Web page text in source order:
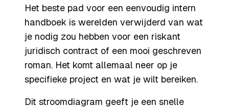
Het beste pad voor een eenvoudig intern
handboek is werelden verwijderd van wat
je nodig zou hebben voor een riskant
juridisch contract of een mooi geschreven
roman. Het komt allemaal neer op je
specifieke project en wat je wilt bereiken.
Dit stroomdiagram geeft je een snelle